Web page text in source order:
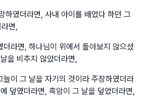
하였더라면, 사내 아이를 배었다 하던 그
면,
더라면, 하나님이 위에서 돌아보지 않으셨
을 비추지 않았더라면,
늘이 그 날을 자기의 것이라 주장하였더라
덮였더라면, 흑암이 그 날을 덮었더라면,